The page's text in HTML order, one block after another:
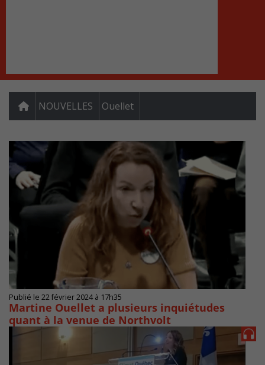
NOUVELLES Ouellet
Publié le 22 février 2024 à 17h35
Martine Ouellet a plusieurs inquiétudes
quant à la venue de Northvolt